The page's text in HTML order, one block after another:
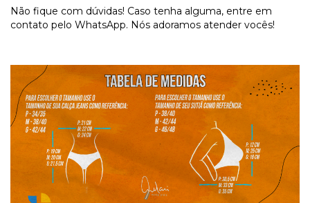
Não fique com dúvidas! Caso tenha alguma, entre em
contato pelo WhatsApp. Nós adoramos atender vocês!